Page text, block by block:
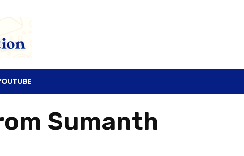
Sumanth